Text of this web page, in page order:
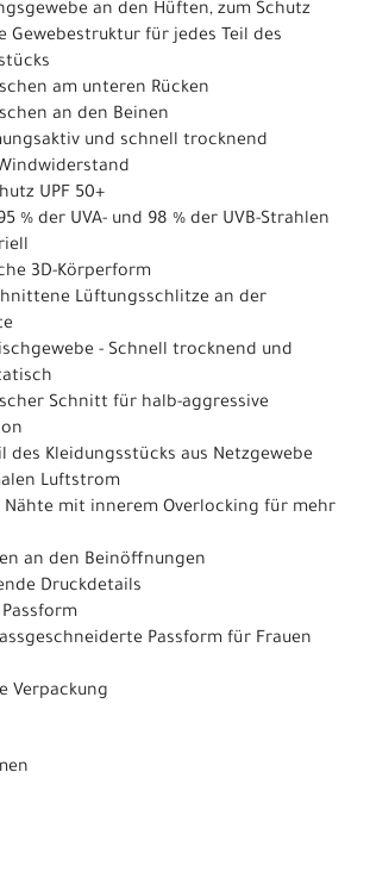
an den Hüften, zum Schutz
Gewebestruktur für jedes Teil des
am unteren Rücken
an den Beinen
und schnell trocknend
UPF 50+
% der UVA- und 98 % der UVB-Strahlen
3D-Körperform
Lüftungsschlitze an der
- Schnell trocknend und
Schnitt für halb-aggressive
des Kleidungsstücks aus Netzgewebe
Luftstrom
Nähte mit innerem Overlocking für mehr
an den Beinöffnungen
Druckdetails
Passform für Frauen
Verpackung